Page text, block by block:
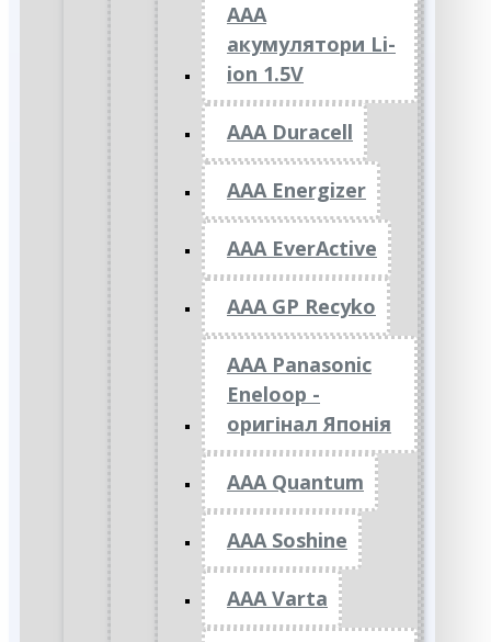
ААА
акумулятори Li-
ion 1.5V
AAA Duracell
AAA Energizer
AAA EverActive
AAA GP Recyko
AAA Panasonic
Eneloop -
оригінал Японія
AAA Quantum
AAA Soshine
AAA Varta